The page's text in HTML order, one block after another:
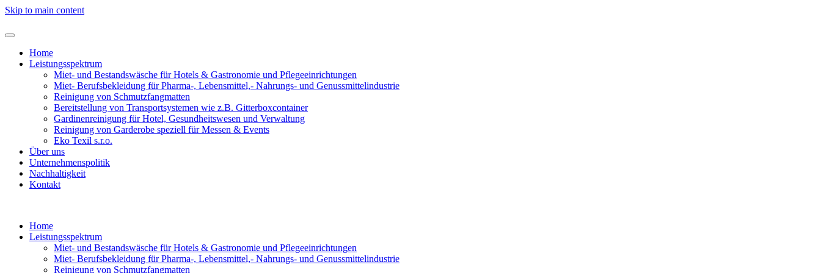
Skip to main content
Home
Leistungsspektrum
Miet- und Bestandswäsche für Hotels & Gastronomie und Pflegeeinrichtungen
Miet- Berufsbekleidung für Pharma-, Lebensmittel,- Nahrungs- und Genussmittelindustrie
Reinigung von Schmutzfangmatten
Bereitstellung von Transportsystemen wie z.B. Gitterboxcontainer
Gardinenreinigung für Hotel, Gesundheitswesen und Verwaltung
Reinigung von Garderobe speziell für Messen & Events
Eko Texil s.r.o.
Über uns
Unternehmenspolitik
Nachhaltigkeit
Kontakt
Home
Leistungsspektrum
Miet- und Bestandswäsche für Hotels & Gastronomie und Pflegeeinrichtungen
Miet- Berufsbekleidung für Pharma-, Lebensmittel,- Nahrungs- und Genussmittelindustrie
Reinigung von Schmutzfangmatten